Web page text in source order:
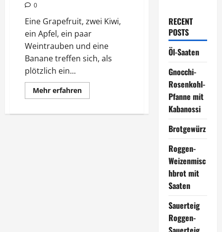
0
Eine Grapefruit, zwei Kiwi,
ein Apfel, ein paar
Weintrauben und eine
Banane treffen sich, als
plötzlich ein...
Mehr erfahrenMehr
Informationen
Obstsalat
RECENT
POSTS
Öl-Saaten
Gnocchi-
Rosenkohl-
Pfanne mit
Kabanossi
Brotgewürz
Roggen-
Weizenmisc
hbrot mit
Saaten
Sauerteig
Roggen-